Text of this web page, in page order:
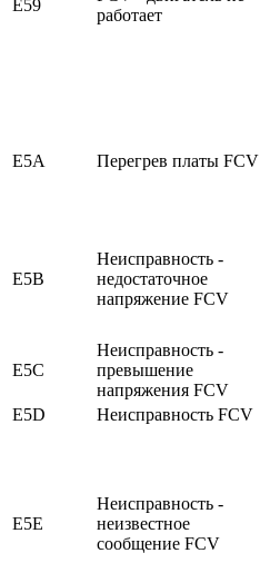
E59
работает
E5A Перегрев платы FCV
E5B
Неисправность -
недостаточное
напряжение FCV
E5C
Неисправность -
превышение
напряжения FCV
E5D Неисправность FCV
E5E
Неисправность -
неизвестное
сообщение FCV